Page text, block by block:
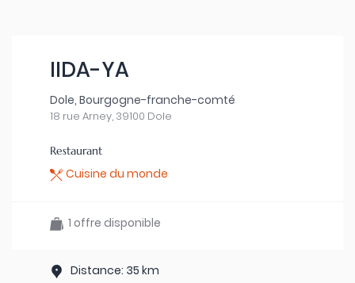
IIDA-YA
Dole, Bourgogne-franche-comté
18 rue Arney, 39100 Dole
Restaurant
Cuisine du monde
1 offre disponible
Distance: 35 km